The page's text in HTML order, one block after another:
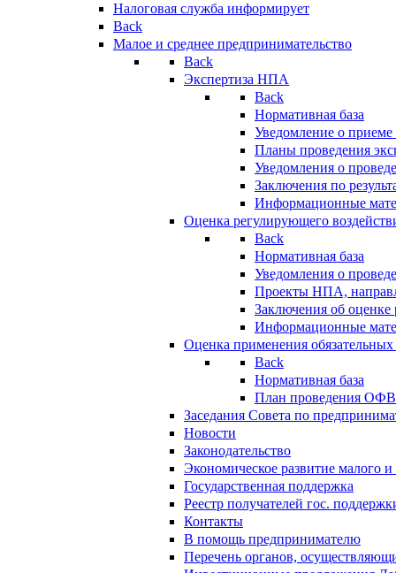
Налоговая служба информирует
Back
Малое и среднее предпринимательство
Back
Экспертиза НПА
Back
Нормативная база
Уведомление о
Планы проведения
Уведомления о
Заключения по
Информационные
Оценка регулирующего
Back
Нормативная база
Уведомления о
Проекты НПА,
Заключения об
Информационные
Оценка применения
Back
Нормативная база
План проведения
Заседания Совета по
Новости
Законодательство
Экономическое развитие малого и
Государственная поддержка
Реестр получателей гос.
Контакты
В помощь предпринимателю
Перечень органов,